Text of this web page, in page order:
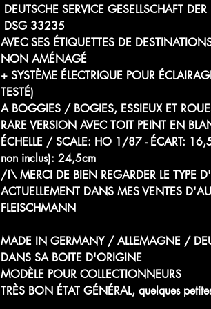
DEUTSCHE SERVICE GESELLSCHAFT
DSG 33235
AVEC SES ÉTIQUETTES DE
NON AMÉNAGÉ
+ SYSTÈME ÉLECTRIQUE POUR
TESTÉ)
A BOGGIES / BOGIES, ESSIEUX ET
RARE VERSION AVEC TOIT PEINT EN
ÉCHELLE / SCALE: HO 1/87 -
non inclus): 24,5cm
/!\ MERCI DE BIEN REGARDER LE TYPE
ACTUELLEMENT DANS MES VENTES
FLEISCHMANN
MADE IN GERMANY / ALLEMAGNE /
DANS SA BOITE D'ORIGINE
MODÈLE POUR COLLECTIONNEURS
TRÈS BON ÉTAT GÉNÉRAL, quelques